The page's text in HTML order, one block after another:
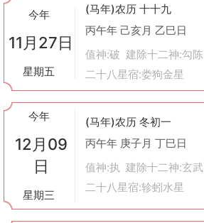
今年
11月27日
星期五
(马年)农历 十十九
丙午年 己亥月 乙巳日
值神:破 建除十二神:勾陈
二十八星宿:娄狗金星
今年
12月09
日
星期三
(马年)农历 冬初一
丙午年 庚子月 丁巳日
值神:执 建除十二神:玄武
二十八星宿:轸蚓水星